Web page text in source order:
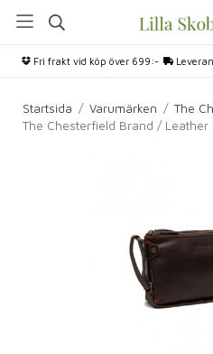
Fri frakt vid köp över 699:-
Startsida / Varumärken / The
The Chesterfield Brand /